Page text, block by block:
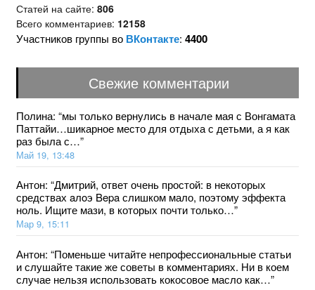
Статей на сайте: 806
Всего комментариев: 12158
Участников группы во ВКонтакте: 4400
Свежие комментарии
Полина: “мы только вернулись в начале мая с Вонгамата
Паттайи…шикарное место для отдыха с детьми, а я как
раз была с…”
Май 19, 13:48
Антон: “Дмитрий, ответ очень простой: в некоторых
средствах aлoэ Bepa слишком мало, поэтому эффекта
ноль. Ищите мази, в которых почти только…”
Мар 9, 15:11
Антон: “Поменьше читайте непрофессиональные статьи
и слушайте такие же советы в комментариях. Ни в коем
случае нельзя использовать кокосовое масло как…”